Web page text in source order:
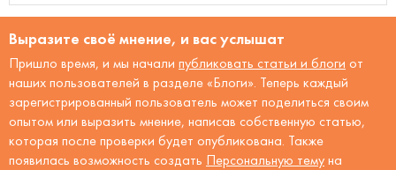
Выразите своё мнение, и вас услышат
Пришло время, и мы начали публиковать статьи и блоги от
наших пользователей в разделе «Блоги». Теперь каждый
зарегистрированный пользователь может поделиться своим
опытом или выразить мнение, написав собственную статью,
которая после проверки будет опубликована. Также
появилась возможность создать Персональную тему на